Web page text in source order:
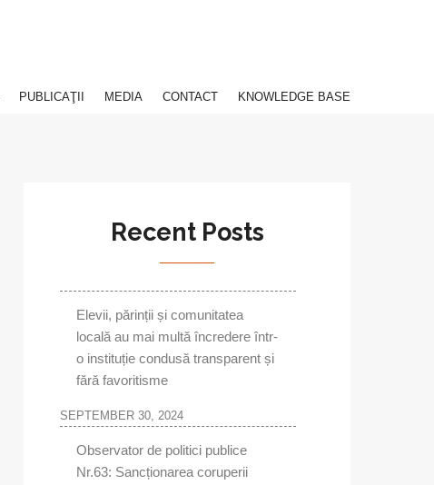
PUBLICAŢII MEDIA CONTACT KNOWLEDGE BASE
Recent Posts
Elevii, părinții și comunitatea
locală au mai multă încredere într-
o instituție condusă transparent și
fără favoritisme
SEPTEMBER 30, 2024
Observator de politici publice
Nr.63: Sancționarea coruperii